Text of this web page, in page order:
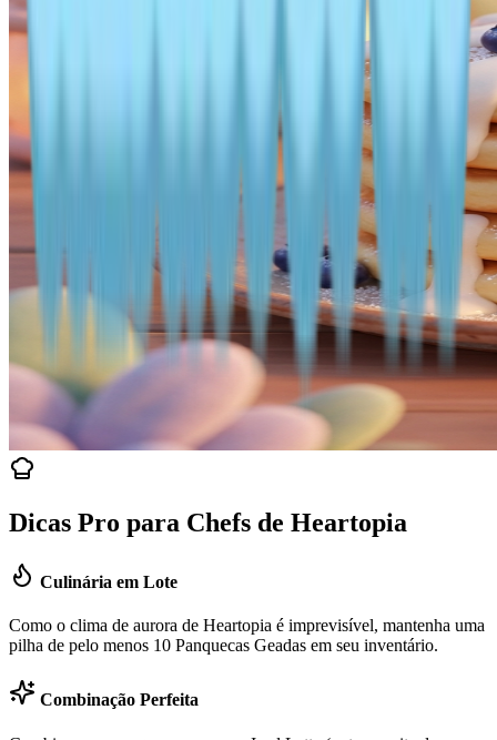
Dicas Pro para Chefs de Heartopia
Culinária em Lote
Como o clima de aurora de Heartopia é imprevisível, mantenha uma
pilha de pelo menos 10 Panquecas Geadas em seu inventário.
Combinação Perfeita